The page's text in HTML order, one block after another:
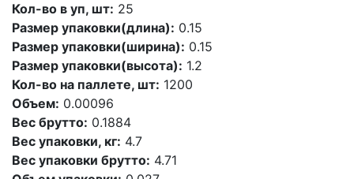
Кол-во в уп, шт: 25
Размер упаковки(длина): 0.15
Размер упаковки(ширина): 0.15
Размер упаковки(высота): 1.2
Кол-во на паллете, шт: 1200
Объем: 0.00096
Вес брутто: 0.1884
Вес упаковки, кг: 4.7
Вес упаковки брутто: 4.71